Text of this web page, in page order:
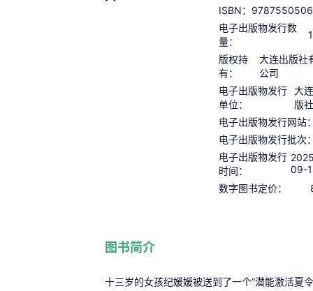
ISBN：
电子出版物发行数
量：
版权持
有：
大连出版社
公司
电子出版物发行
单位：
大
版社
电子出版物发行网站
电子出版物发行批次
电子出版物发行
时间：
09-
数字图书定价：
图书简介
十三岁的女孩纪媛媛被送到了一个“潜能激活夏